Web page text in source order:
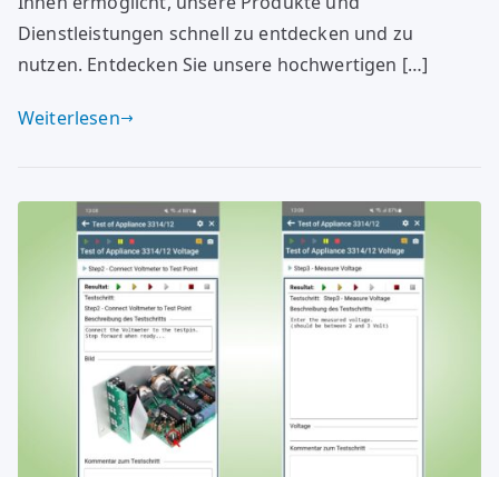
Dienstleistungen schnell zu entdecken und zu
nutzen. Entdecken Sie unsere hochwertigen […]
Weiterlesen